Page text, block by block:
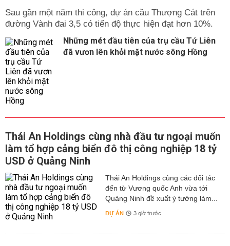
Sau gần một năm thi công, dự án cầu Thượng Cát trên
đường Vành đai 3,5 có tiến độ thực hiện đạt hơn 10%.
Những mét đầu tiên của trụ cầu Tứ Liên
đã vươn lên khỏi mặt nước sông Hồng
Thái An Holdings cùng nhà đầu tư ngoại muốn
làm tổ hợp cảng biển đô thị công nghiệp 18 tỷ
USD ở Quảng Ninh
Thái An Holdings cùng các đối tác
đến từ Vương quốc Anh vừa tới
Quảng Ninh đề xuất ý tưởng làm...
DỰ ÁN 3 giờ trước